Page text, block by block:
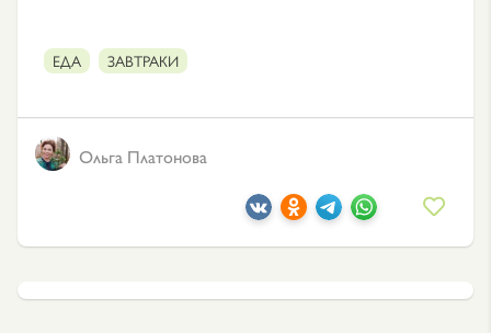
ЕДА ЗАВТРАКИ
Ольга Платонова